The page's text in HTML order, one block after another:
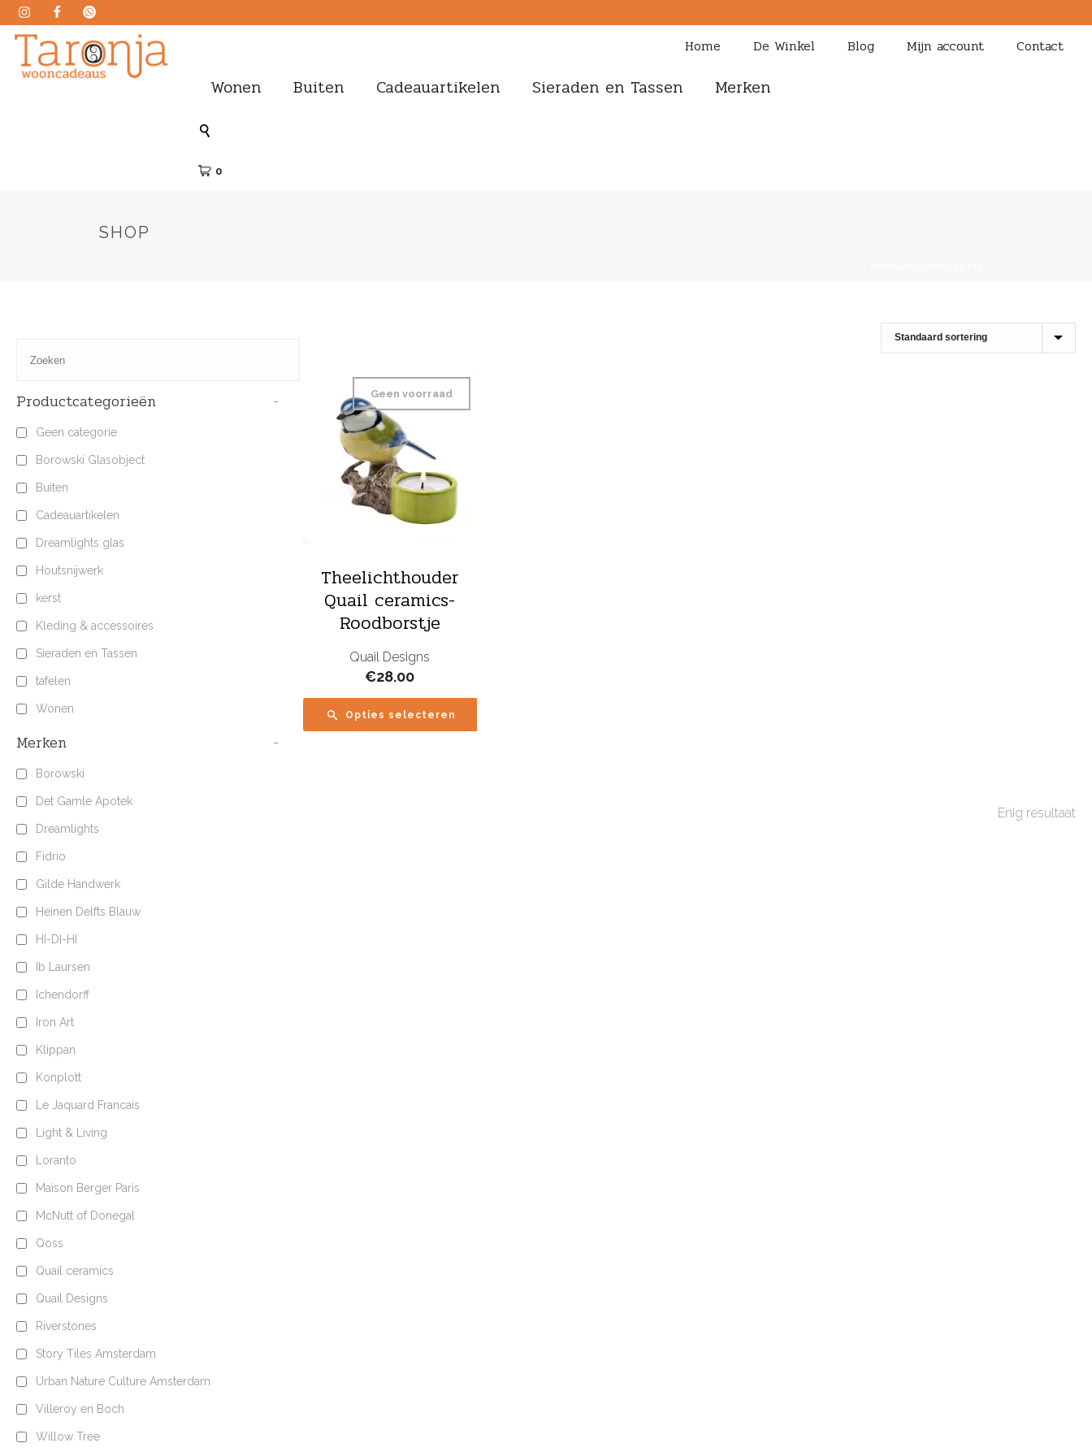
Home De Winkel Blog Mijn account Contact
Wonen Buiten Cadeauartikelen Sieraden en Tassen Merken
0
SHOP
Theelichthouder
Quail ceramics-
Roodborstje
Geen voorraad
Quail Designs
€28.00
Opties selecteren
Enig resultaat
Productcategorieën -
Geen categorie
Borowski Glasobject
Buiten
Cadeauartikelen
Dreamlights glas
Houtsnijwerk
kerst
Kleding & accessoires
Sieraden en Tassen
tafelen
Wonen
Merken -
Borowski
Det Gamle Apotek
Dreamlights
Fidrio
Gilde Handwerk
Heinen Delfts Blauw
HI-DI-HI
Ib Laursen
Ichendorff
Iron Art
Klippan
Konplott
Le Jaquard Francais
Light & Living
Loranto
Maison Berger Paris
McNutt of Donegal
Qoss
Quail ceramics
Quail Designs
Riverstones
Story Tiles Amsterdam
Urban Nature Culture Amsterdam
Villeroy en Boch
Willow Tree